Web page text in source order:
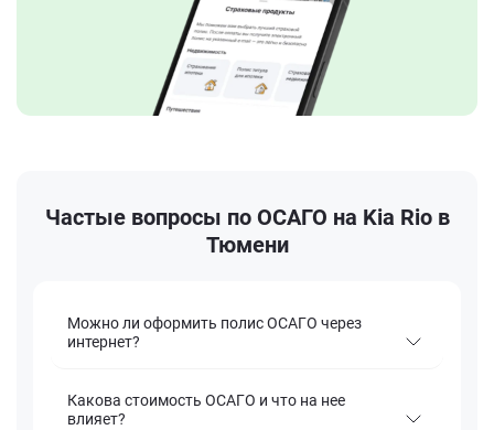
Частые вопросы по ОСАГО на Kia Rio в
Тюмени
Можно ли оформить полис ОСАГО через
интернет?
Какова стоимость ОСАГО и что на нее
влияет?